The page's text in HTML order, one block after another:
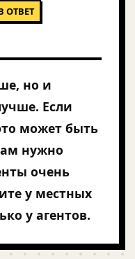
ОТВЕТ
но и
Если
может быть
нужно
очень
у местных
у агентов.